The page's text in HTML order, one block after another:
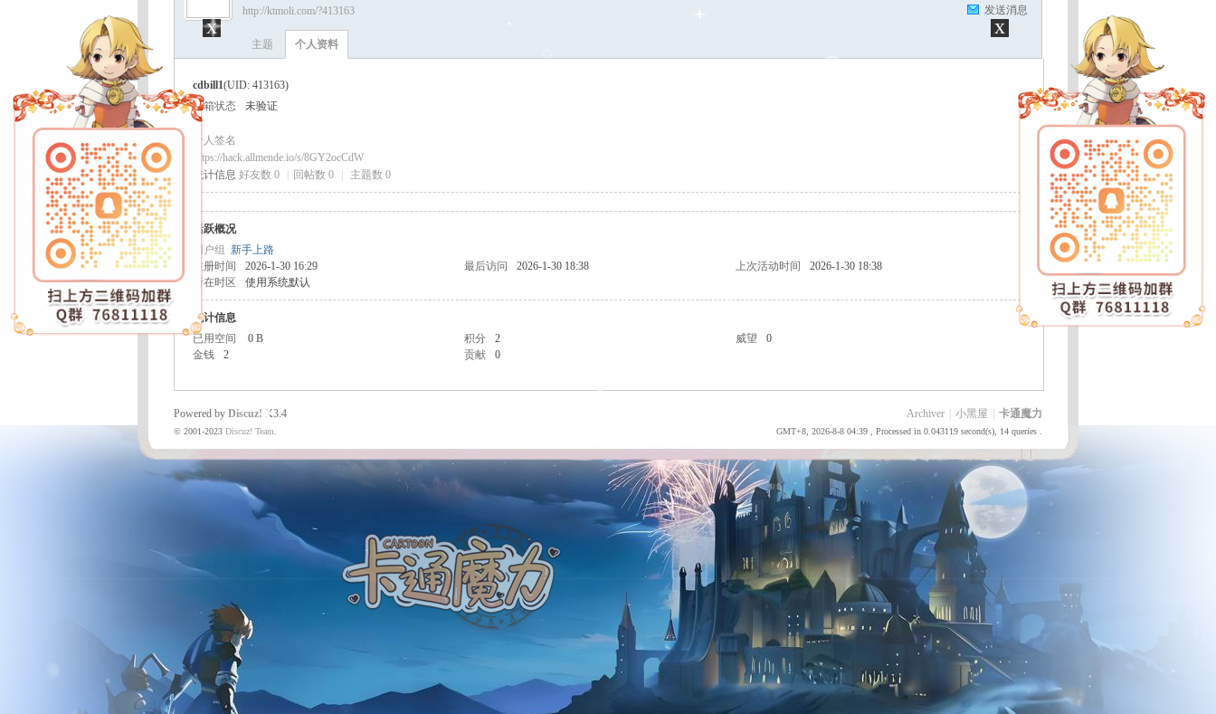
力
›
发送消息
http://ktmoli.com/?413163
主题 个人资料
cdbill1(UID: 413163)
邮箱状态
未验证
个人签名
https://hack.allmende.io/s/8GY2ocCdW
统计信息 好友数 0 回帖数 0 主题数 0
活跃概况
用户组 新手上路
注册时间
2026-1-30 16:29 最后访问 2026-1-30 18:38 上次活动时间
2026-1-30 18:38
所在时区
使用系统默认
统计信息
已用空间
0 B 积分 2 威望
0
金钱
2 贡献 0
Archiver 小黑屋 卡通魔力
GMT+8, 2026-8-8 04:39 , Processed in 0.043119 second(s), 14 queries .
Powered by Discuz! X3.4
© 2001-2023 Discuz! Team
x x